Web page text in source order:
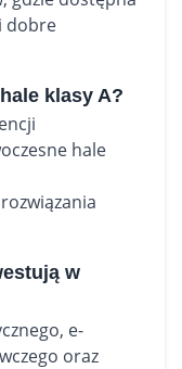
dobre
klasy A?
hale
w
e-
oraz